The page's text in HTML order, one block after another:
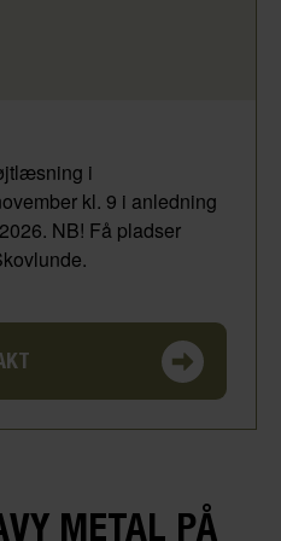
i
kl. 9 i anledning
NB! Få pladser
METAL PÅ